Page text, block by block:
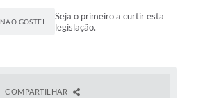
NÃO GOSTEI
Seja o primeiro a curtir esta
legislação.
COMPARTILHAR